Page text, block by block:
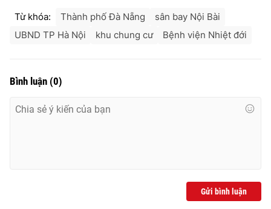
Từ khóa: Thành phố Đà Nẵng
sân bay Nội Bài
UBND TP Hà Nội
khu chung cư Bệnh viện Nhiệt đới
Bình luận (0)
Gửi bình luận